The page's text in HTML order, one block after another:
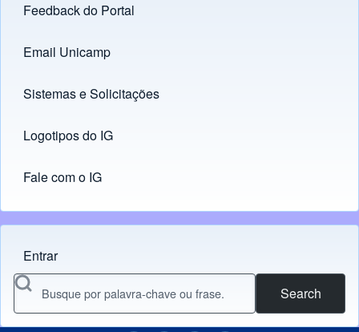
Footer menu
Feedback do Portal
Links
Email Unicamp
(opens in new tab)
Sistemas e Solicitações
(opens in new tab)
Logotipos do IG
(opens in new tab)
Fale com o IG
Menu do usuário
Entrar
Search